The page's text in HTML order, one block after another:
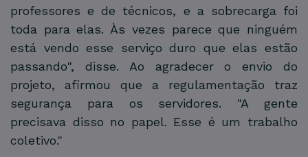
professores e de técnicos, e a sobrecarga foi
toda para elas. Às vezes parece que ninguém
está vendo esse serviço duro que elas estão
passando", disse. Ao agradecer o envio do
projeto, afirmou que a regulamentação traz
segurança para os servidores. "A gente
precisava disso no papel. Esse é um trabalho
coletivo."